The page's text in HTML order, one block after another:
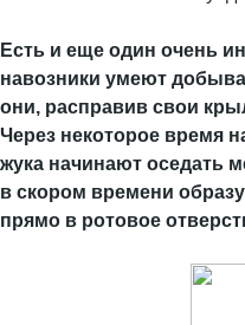
Есть и еще один очень
навозники умеют
они, расправив свои
Через некоторое время
жука начинают оседать
в скором времени
прямо в ротовое